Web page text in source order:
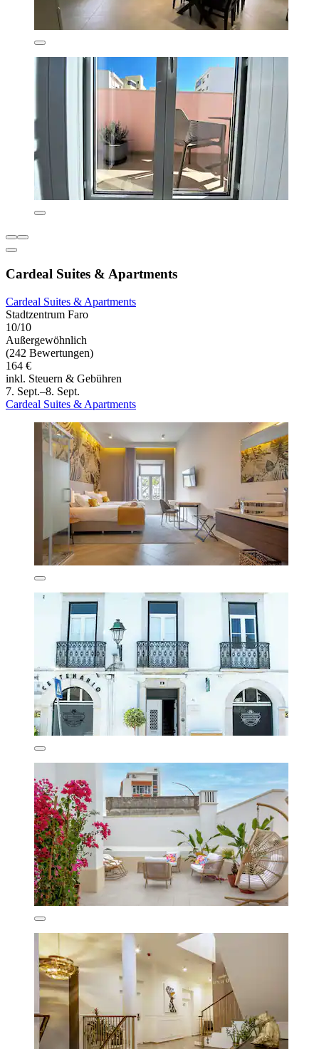
Cardeal Suites & Apartments
Cardeal Suites & Apartments
Stadtzentrum Faro
10/10
Außergewöhnlich
(242 Bewertungen)
164 €
inkl. Steuern & Gebühren
7. Sept.–8. Sept.
Cardeal Suites & Apartments